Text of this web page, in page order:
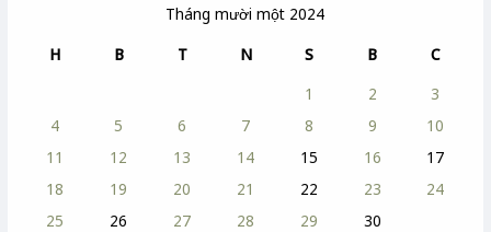
Tháng mười một 2024
H
B T N S B
C
1
2
3
4
5 6 7 8 9
10
11
12 13 14 15 16
17
18
19 20 21 22 23
24
25
26 27 28 29 30